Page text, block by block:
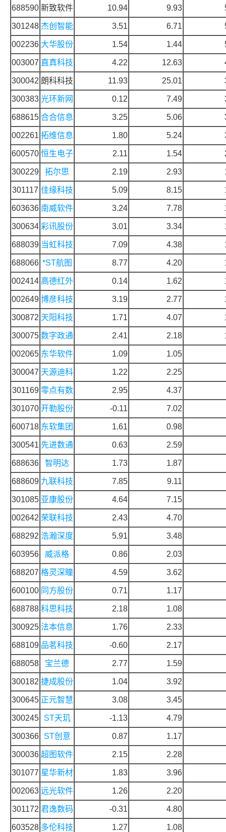
688590 新致软件 10.94 9.93
301248 杰创智能 3.51 6.71
002236 大华股份 1.54 1.44
003007 直真科技 4.22 12.63
300042 朗科科技 11.93 25.01
300383 光环新网 0.12 7.49
688615 合合信息 3.25 5.06
002261 拓维信息 1.80 5.24
600570 恒生电子 2.11 1.54
300229 拓尔思 2.19 2.93
301117 佳缘科技 5.09 8.15
603636 南威软件 3.24 7.78
300634 彩讯股份 3.01 3.34
688039 当虹科技 7.09 4.38
688066 *ST航图 8.77 4.20
002414 高德红外 0.14 1.62
002649 博彦科技 3.19 2.77
300872 天阳科技 1.71 4.07
300075 数字政通 2.41 2.18
002065 东华软件 1.09 1.05
300047 天源迪科 1.22 2.25
301169 零点有数 2.95 4.37
301070 开勒股份 -0.11 7.02
600718 东软集团 1.61 0.98
300541 先进数通 0.63 2.59
688636 智明达 1.73 1.87
688609 九联科技 7.85 9.11
301085 亚康股份 4.64 7.15
002642 荣联科技 2.43 4.70
688292 浩瀚深度 5.91 3.48
603956 威派格 0.86 2.03
688207 格灵深瞳 4.59 3.62
600100 同方股份 0.71 1.17
688788 科思科技 2.18 1.08
300925 法本信息 1.76 2.33
688109 品茗科技 -0.60 2.17
688058 宝兰德 2.77 1.59
300182 捷成股份 1.04 3.92
300645 正元智慧 3.08 3.45
300245 ST天玑 -1.13 4.79
300366 ST创意 0.87 1.17
300036 超图软件 2.15 2.28
301077 星华新材 1.83 3.96
002063 远光软件 1.26 2.20
301172 君逸数码 -0.31 4.80
603528 多伦科技 1.27 1.08